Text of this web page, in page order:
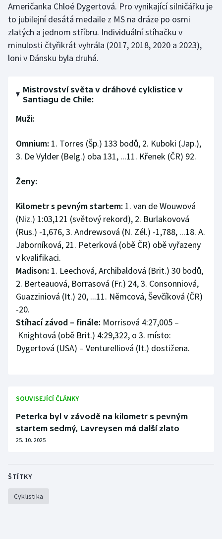
Rychlobruslení
Rychlostní kanoistika
Short track
Stolní tenis
Veslování
Vodní slalom
Ostatní
Američanka Chloé Dygertová. Pro vynikající silničářku je
to jubilejní desátá medaile z MS na dráze po osmi
zlatých a jednom stříbru. Individuální stíhačku v
minulosti čtyřikrát vyhrála (2017, 2018, 2020 a 2023),
loni v Dánsku byla druhá.
Mistrovství světa v dráhové cyklistice v
Santiagu de Chile:
Muži:
Omnium: 1. Torres (Šp.) 133 bodů, 2. Kuboki (Jap.),
3. De Vylder (Belg.) oba 131, ...11. Křenek (ČR) 92.
Ženy:
Kilometr s pevným startem: 1. van de Wouwová
(Niz.) 1:03,121 (světový rekord), 2. Burlakovová
(Rus.) -1,676, 3. Andrewsová (N. Zél.) -1,788, ...18. A.
Jaborníková, 21. Peterková (obě ČR) obě vyřazeny
v kvalifikaci.
Madison: 1. Leechová, Archibaldová (Brit.) 30 bodů,
2. Berteauová, Borrasová (Fr.) 24, 3. Consonniová,
Guazziniová (It.) 20, ...11. Němcová, Ševčíková (ČR)
-20.
Stíhací závod – finále: Morrisová 4:27,005 –
Knightová (obě Brit.) 4:29,322, o 3. místo:
Dygertová (USA) – Venturelliová (It.) dostižena.
SOUVISEJÍCÍ ČLÁNKY
Peterka byl v závodě na kilometr s pevným
startem sedmý, Lavreysen má další zlato
25. 10. 2025
ŠTÍTKY
Cyklistika